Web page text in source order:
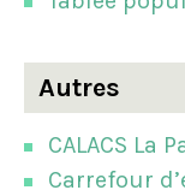
Autres
CALACS La
Carrefour